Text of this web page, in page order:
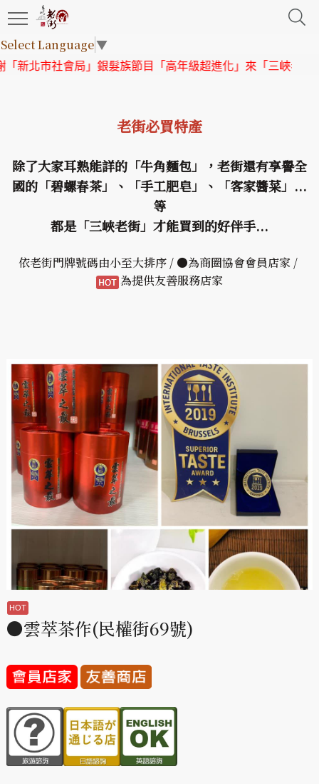
Select Language▼
」銀髮族節目「高年級超進化」來「三峽老街」取景 【協
老街必買特產
除了大家耳熟能詳的「牛角麵包」，老街還有享譽全
國的「碧螺春茶」、「手工肥皂」、「客家醬菜」...
等
都是「三峽老街」才能買到的好伴手...
依老街門牌號碼由小至大排序 / ●為商圈協會會員店家 /
為提供友善服務店家
●雲萃茶作(民權街69號)